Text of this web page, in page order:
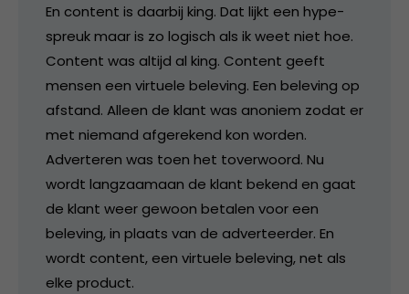
En content is daarbij king. Dat lijkt een hype-
spreuk maar is zo logisch als ik weet niet hoe.
Content was altijd al king. Content geeft
mensen een virtuele beleving. Een beleving op
afstand. Alleen de klant was anoniem zodat er
met niemand afgerekend kon worden.
Adverteren was toen het toverwoord. Nu
wordt langzaamaan de klant bekend en gaat
de klant weer gewoon betalen voor een
beleving, in plaats van de adverteerder. En
wordt content, een virtuele beleving, net als
elke product.